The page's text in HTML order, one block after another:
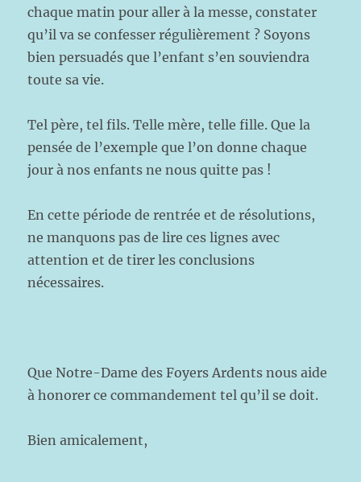
chaque matin pour aller à la messe, constater
qu’il va se confesser régulièrement ? Soyons
bien persuadés que l’enfant s’en souviendra
toute sa vie.
Tel père, tel fils. Telle mère, telle fille. Que la
pensée de l’exemple que l’on donne chaque
jour à nos enfants ne nous quitte pas !
En cette période de rentrée et de résolutions,
ne manquons pas de lire ces lignes avec
attention et de tirer les conclusions
nécessaires.
Que Notre-Dame des Foyers Ardents nous aide
à honorer ce commandement tel qu’il se doit.
Bien amicalement,